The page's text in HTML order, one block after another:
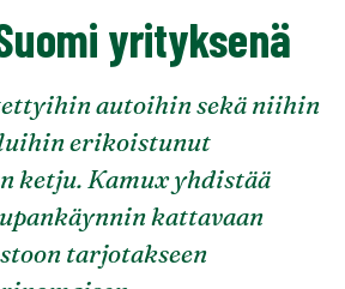
yrityksenä
autoihin sekä niihin
erikoistunut
ketju. Kamux yhdistää
kattavaan
tarjotakseen